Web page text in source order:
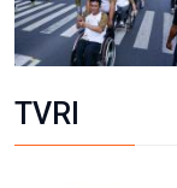
TVRI